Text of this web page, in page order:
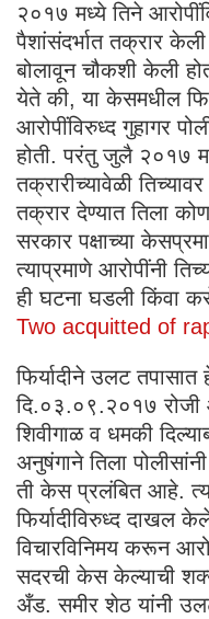
२०१७ मध्ये तिने
पैशांसंदर्भात तक्रार केली
बोलावून चौकशी केली
येते की, या केसमधील
आरोपींविरुध्द गुहागर
होती. परंतु जुलै २०१७
तक्रारीच्यावेळी
तक्रार देण्यात तिला
सरकार पक्षाच्या
त्याप्रमाणे आरोपींनी
ही घटना घडली किंवा
Two acquitted of
फिर्यादीने उलट
दि.०३.०९.२०१७ रोजी
शिवीगाळ व धमकी
अनुषंगाने तिला
ती केस प्रलंबित आहे.
फिर्यादीविरुध्द दाखल
विचारविनिमय करून
सदरची केस केल्याची
अँड. समीर शेठ यांनी